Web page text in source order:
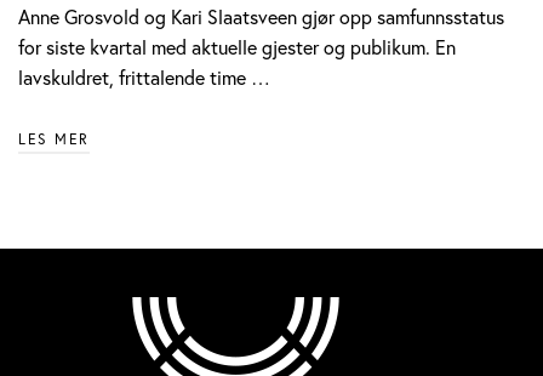
Anne Grosvold og Kari Slaatsveen gjør opp samfunnsstatus
for siste kvartal med aktuelle gjester og publikum. En
lavskuldret, frittalende time …
LES MER